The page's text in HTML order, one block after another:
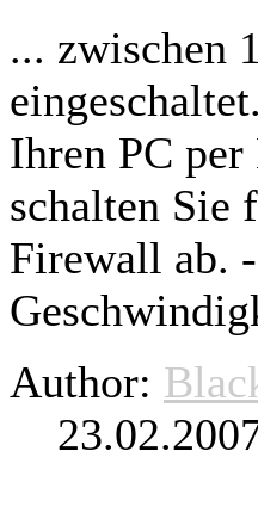
... zwischen
Ihren PC per
schalten Sie
Firewall ab.
Author: